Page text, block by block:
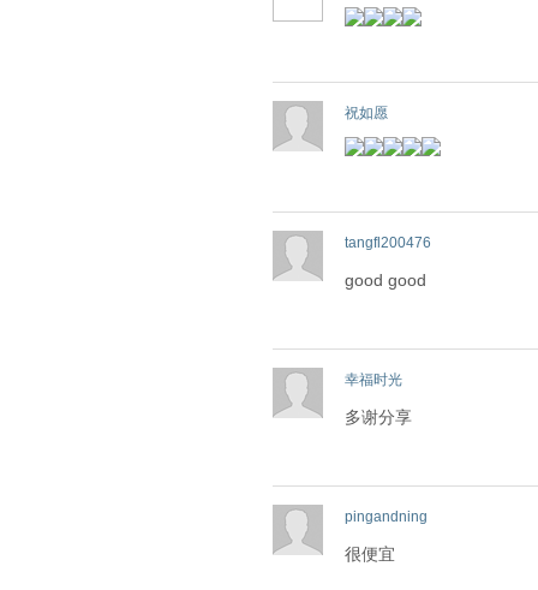
祝如愿
tangfl200476
good good
幸福时光
多谢分享
pingandning
很便宜